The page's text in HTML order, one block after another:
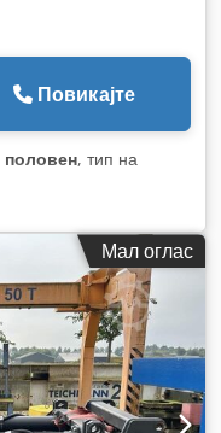
Повикајте
половен, тип на
Мал оглас